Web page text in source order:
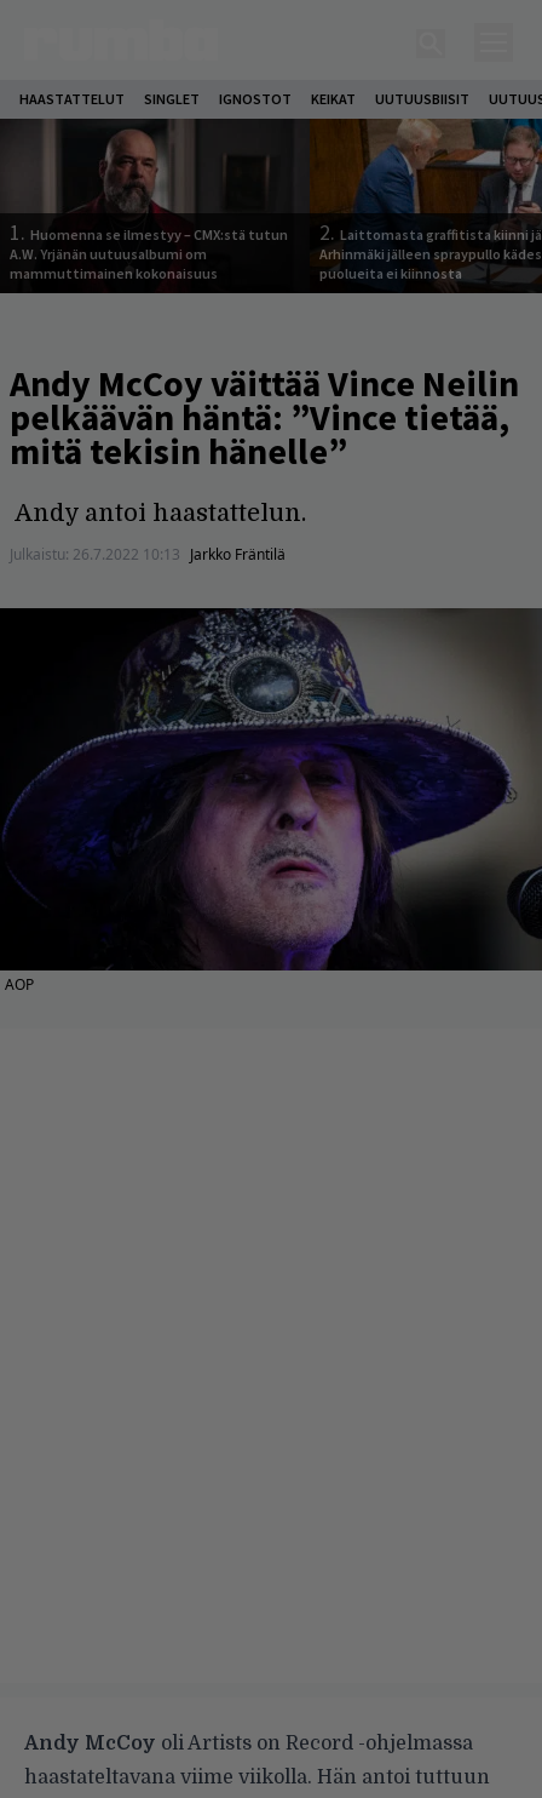
HAASTATTELUT SINGLET IGNOSTOT KEIKAT UUTUUSBIISIT
1. Huomenna se ilmestyy – CMX:stä tutun
A.W. Yrjänän uutuusalbumi om
mammuttimainen kokonaisuus
2. Laittomasta graffitista kiinni
Arhinmäki jälleen spraypullo
puolueita ei kiinnosta
Andy McCoy väittää Vince Neilin
pelkäävän häntä: ”Vince tietää,
mitä tekisin hänelle”
Andy antoi haastattelun.
Julkaistu: 26.7.2022 10:13 Jarkko Fräntilä
AOP
Andy McCoy oli Artists on Record -ohjelmassa
haastateltavana viime viikolla. Hän antoi tuttuun